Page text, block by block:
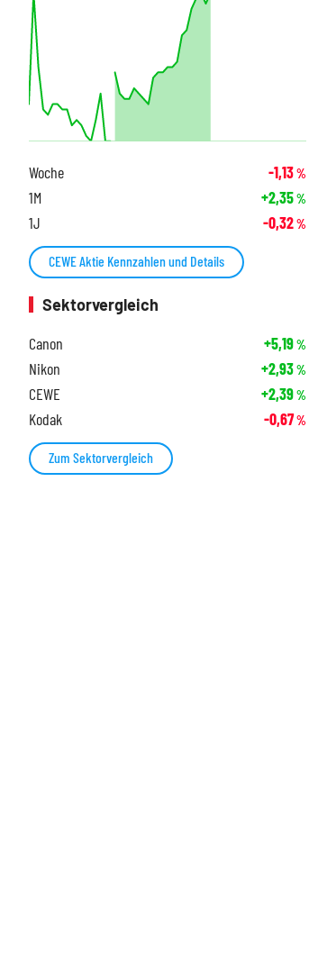
Woche -1,13%
1M +2,35%
1J -0,32%
CEWE Aktie Kennzahlen und Details
Sektorvergleich
Canon
+5,19%
Nikon +2,93%
CEWE +2,39%
Kodak -0,67%
Zum Sektorvergleich